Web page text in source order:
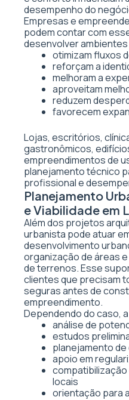
desempenho do
Empresas e
podem contar com
desenvolver ambientes
otimizam fluxos
reforçam a
melhoram a
aproveitam
reduzem
favorecem
Lojas, escritórios,
gastronômicos,
empreendimentos de
planejamento técnico
profissional e
Planejamento
e Viabilidade em
Além dos projetos
urbanista pode atuar
desenvolvimento
organização de áreas
de terrenos. Esse
clientes que precisam
seguras antes de
empreendimento.
Dependendo do caso,
análise de
estudos
planejamento
apoio em
locais
orientação para